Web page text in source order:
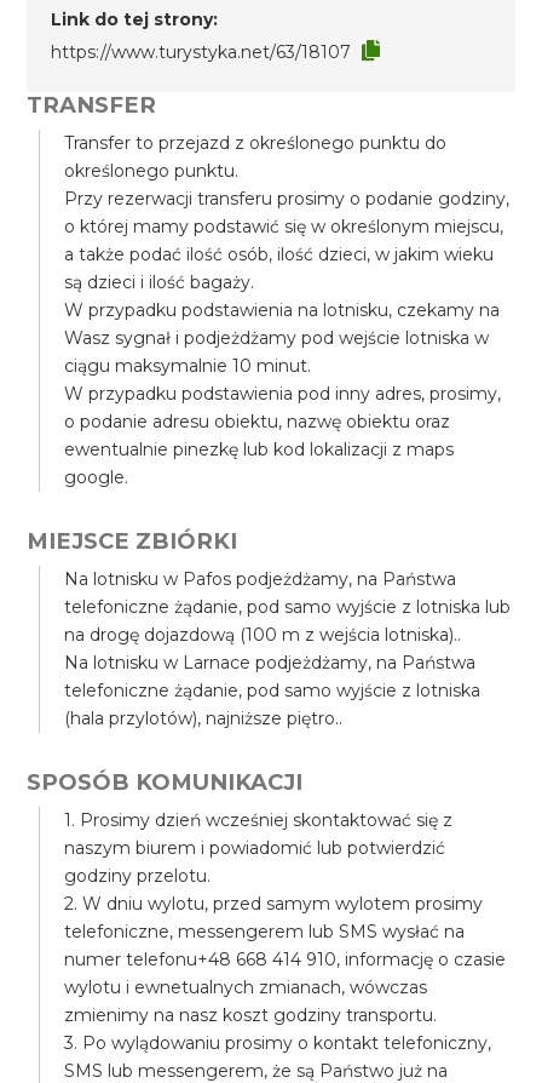
Link do tej strony:
https://www.turystyka.net/63/18107
TRANSFER
Transfer to przejazd z określonego punktu do
określonego punktu.
Przy rezerwacji transferu prosimy o podanie godziny,
o której mamy podstawić się w określonym miejscu,
a także podać ilość osób, ilość dzieci, w jakim wieku
są dzieci i ilość bagaży.
W przypadku podstawienia na lotnisku, czekamy na
Wasz sygnał i podjeżdżamy pod wejście lotniska w
ciągu maksymalnie 10 minut.
W przypadku podstawienia pod inny adres, prosimy,
o podanie adresu obiektu, nazwę obiektu oraz
ewentualnie pinezkę lub kod lokalizacji z maps
google.
MIEJSCE ZBIÓRKI
Na lotnisku w Pafos podjeżdżamy, na Państwa
telefoniczne żądanie, pod samo wyjście z lotniska lub
na drogę dojazdową (100 m z wejścia lotniska)..
Na lotnisku w Larnace podjeżdżamy, na Państwa
telefoniczne żądanie, pod samo wyjście z lotniska
(hala przylotów), najniższe piętro..
SPOSÓB KOMUNIKACJI
1. Prosimy dzień wcześniej skontaktować się z
naszym biurem i powiadomić lub potwierdzić
godziny przelotu.
2. W dniu wylotu, przed samym wylotem prosimy
telefoniczne, messengerem lub SMS wysłać na
numer telefonu+48 668 414 910, informację o czasie
wylotu i ewnetualnych zmianach, wówczas
zmienimy na nasz koszt godziny transportu.
3. Po wylądowaniu prosimy o kontakt telefoniczny,
SMS lub messengerem, że są Państwo już na